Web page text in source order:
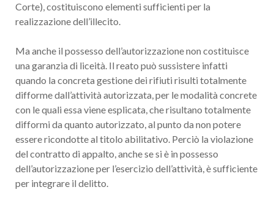
Corte), costituiscono elementi sufficienti per la
realizzazione dell’illecito.
Ma anche il possesso dell’autorizzazione non costituisce
una garanzia di liceità. Il reato può sussistere infatti
quando la concreta gestione dei rifiuti risulti totalmente
difforme dall’attività autorizzata, per le modalità concrete
con le quali essa viene esplicata, che risultano totalmente
difformi da quanto autorizzato, al punto da non potere
essere ricondotte al titolo abilitativo. Perciò la violazione
del contratto di appalto, anche se si è in possesso
dell’autorizzazione per l’esercizio dell’attività, è sufficiente
per integrare il delitto.